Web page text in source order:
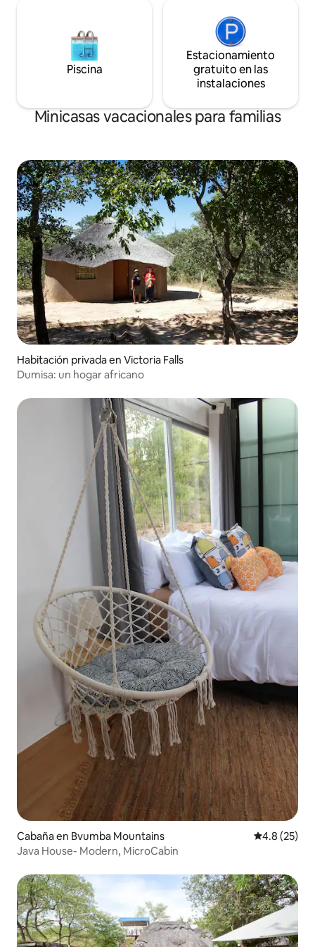
Piscina
Estacionamiento
gratuito en las
instalaciones
Minicasas vacacionales para familias
Habitación privada en Victoria Falls
Dumisa: un hogar africano
Cabaña en Bvumba Mountains Calificación
4.8 (25)
Java House- Modern, MicroCabin